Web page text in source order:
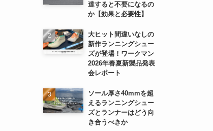
達すると不要になるの
か【効果と必要性】
大ヒット間違いなしの
新作ランニングシュー
ズが登場！ワークマン
2026年春夏新製品発表
会レポート
ソール厚さ40mmを超
えるランニングシュー
ズとランナーはどう向
き合うべきか